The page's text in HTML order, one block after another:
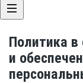
Политика в
и